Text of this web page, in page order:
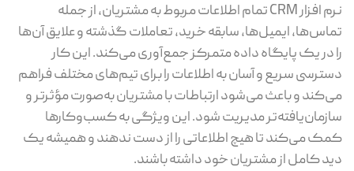
نرم افزار CRM تمام اطلاعات مربوط به مشتریان، از جمله
تماس‌ها، ایمیل‌ها، سابقه خرید، تعاملات گذشته و علایق آن‌ها
را در یک پایگاه داده متمرکز جمع‌آوری می‌کند. این کار
دسترسی سریع و آسان به اطلاعات را برای تیم‌های مختلف فراهم
می‌کند و باعث می‌شود ارتباطات با مشتریان به‌صورت مؤثرتر و
سازمان‌یافته‌تر مدیریت شود. این ویژگی به کسب‌وکارها
کمک می‌کند تا هیچ اطلاعاتی را از دست ندهند و همیشه یک
دید کامل از مشتریان خود داشته باشند.